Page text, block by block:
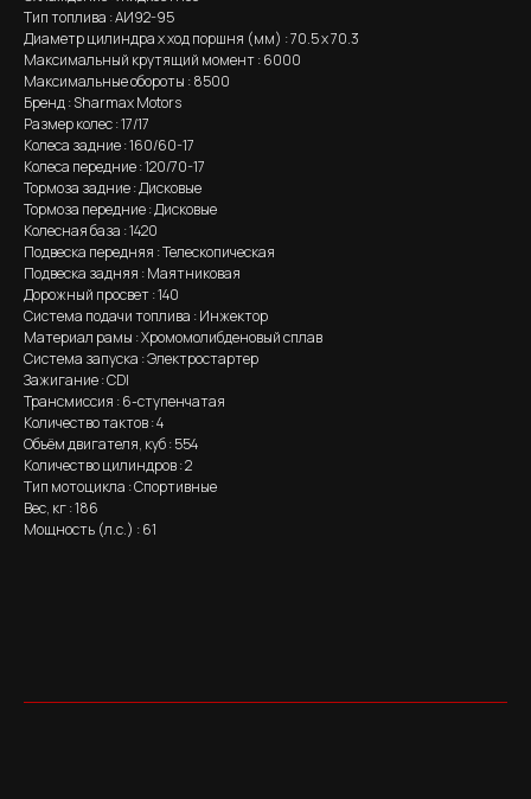
Тип топлива : AИ92-95
Диаметр цилиндра x ход поршня (мм) : 70.5 x 70.3
Максимальный крутящий момент : 6000
Максимальные обороты : 8500
Бренд : Sharmax Motors
Размер колес : 17/17
Колеса задние : 160/60-17
Колеса передние : 120/70-17
Тормоза задние : Дисковые
Тормоза передние : Дисковые
Колесная база : 1420
Подвеска передняя : Телескопическая
Подвеска задняя : Маятниковая
Дорожный просвет : 140
Система подачи топлива : Инжектор
Материал рамы : Хромомолибденовый сплав
Система запуска : Электростартер
Зажигание : CDI
Трансмиссия : 6-ступенчатая
Количество тактов : 4
Объём двигателя, куб : 554
Количество цилиндров : 2
Тип мотоцикла : Спортивные
Вес, кг : 186
Мощность (л.с.) : 61